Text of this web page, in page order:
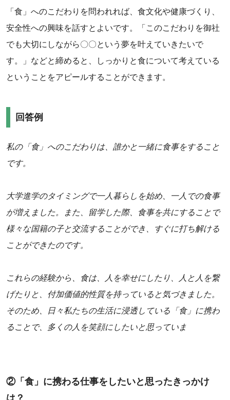
「食」へのこだわりを問われれば、食文化や健康づくり、
安全性への興味を話すとよいです。「このこだわりを御社
でも大切にしながら〇〇という夢を叶えていきたいで
す。」などと締めると、しっかりと食について考えている
ということをアピールすることができます。
‌回答例
‌私の「食」へのこだわりは、誰かと一緒に食事をすること
です。
大学進学のタイミングで一人暮らしを始め、一人での食事
が増えました。また、留学した際、食事を共にすることで
様々な国籍の子と交流することができ、すぐに打ち解ける
ことができたのです。
これらの経験から、食は、人を幸せにしたり、人と人を繋
げたりと、付加価値的性質を持っていると気づきました。
そのため、日々私たちの生活に浸透している「食」に携わ
ることで、多くの人を笑顔にしたいと思っていま
②「食」に携わる仕事をしたいと思ったきっかけ